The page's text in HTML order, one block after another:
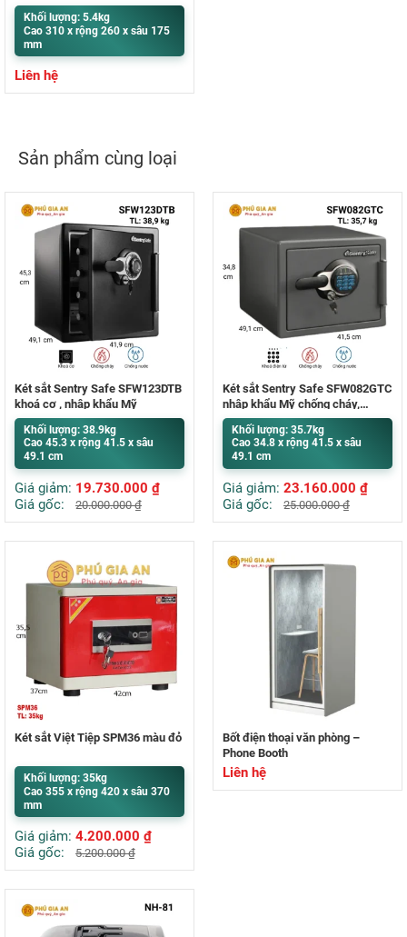
Khối lượng: 5.4kg
Cao 310 x rộng 260 x sâu 175
mm
Liên hệ
Sản phẩm cùng loại
Két sắt Sentry Safe SFW123DTB
khoá cơ , nhập khẩu Mỹ
Khối lượng: 38.9kg
Cao 45.3 x rộng 41.5 x sâu
49.1 cm
Giá giảm: 19.730.000 ₫
Giá gốc:
20.000.000₫
Két sắt Sentry Safe SFW082GTC
nhập khẩu Mỹ chống cháy,
chống nước
Khối lượng: 35.7kg
Cao 34.8 x rộng 41.5 x sâu
49.1 cm
Giá giảm: 23.160.000 ₫
Giá gốc:
25.000.000₫
Két sắt Việt Tiệp SPM36 màu đỏ
Khối lượng: 35kg
Cao 355 x rộng 420 x sâu 370
mm
Giá giảm: 4.200.000 ₫
Giá gốc:
5.200.000₫
Bốt điện thoại văn phòng –
Phone Booth
Liên hệ